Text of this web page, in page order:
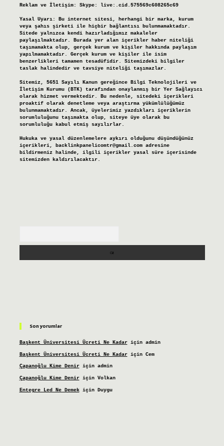
Reklam ve İletişim: Skype: live:.cid.575569c608265c69
Yasal Uyarı:
Bu internet sitesi, herhangi bir marka, kurum
veya şahıs şirketi ile hiçbir bağlantısı bulunmamaktadır.
Sitede yalnızca kendi hazırladığımız makaleler
paylaşılmaktadır. Burada yer alan içerikler haber niteliği
taşımamakta olup, gerçek kurum ve kişiler hakkında paylaşım
yapılmamaktadır. Gerçek kurum ve kişiler ile isim
benzerlikleri tamamen tesadüfidir. Sitemizdeki bilgiler
taslak halindedir ve tavsiye niteliği taşımazlar.
Sitemiz, 5651 Sayılı Kanun gereğince Bilgi Teknolojileri ve
İletişim Kurumu (BTK) tarafından onaylanmış bir Yer Sağlayıcı
olarak hizmet vermektedir. Bu nedenle, sitedeki içerikleri
proaktif olarak denetleme veya araştırma yükümlülüğümüz
bulunmamaktadır. Ancak, üyelerimiz yazdıkları içeriklerin
sorumluluğunu taşımakta olup, siteye üye olarak bu
sorumluluğu kabul etmiş sayılırlar.
Hukuka ve yasal düzenlemelere aykırı olduğunu düşündüğünüz
içerikleri, backlinkpanelicomtr@gmail.comadresine
bildirmeniz halinde, ilgili içerikler yasal süre içerisinde
sitemizden kaldırılacaktır.
Son yorumlar
Başkent Üniversitesi Ücreti Ne Kadariçin admin
Başkent Üniversitesi Ücreti Ne Kadariçin Cem
Çapanoğlu Kime Deniriçin admin
Çapanoğlu Kime Deniriçin Volkan
Entegre Led Ne Demekiçin Duygu